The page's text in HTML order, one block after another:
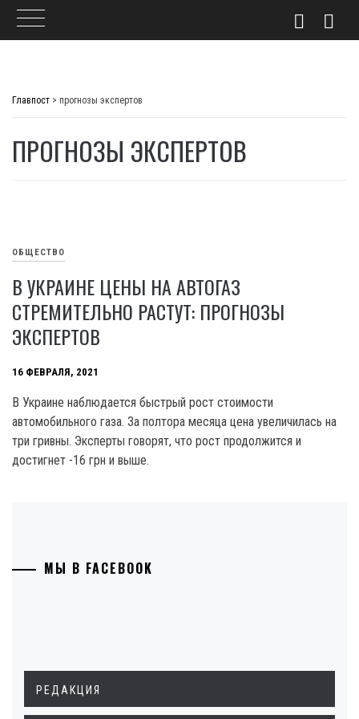
Главпост > прогнозы экспертов
ПРОГНОЗЫ ЭКСПЕРТОВ
ОБЩЕСТВО
В УКРАИНЕ ЦЕНЫ НА АВТОГАЗ
СТРЕМИТЕЛЬНО РАСТУТ: ПРОГНОЗЫ
ЭКСПЕРТОВ
16 ФЕВРАЛЯ, 2021
В Украине наблюдается быстрый рост стоимости
автомобильного газа. За полтора месяца цена увеличилась на
три гривны. Эксперты говорят, что рост продолжится и
достигнет -16 грн и выше.
МЫ В FACEBOOK
РЕДАКЦИЯ